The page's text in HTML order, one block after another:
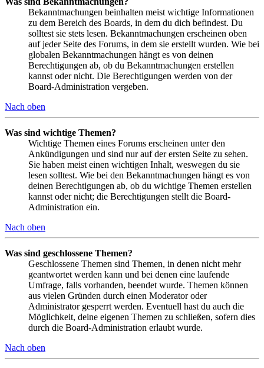
Bekanntmachungen beinhalten meist wichtige Informationen
zu dem Bereich des Boards, in dem du dich befindest. Du
solltest sie stets lesen. Bekanntmachungen erscheinen oben
auf jeder Seite des Forums, in dem sie erstellt wurden. Wie bei
globalen Bekanntmachungen hängt es von deinen
Berechtigungen ab, ob du Bekanntmachungen erstellen
kannst oder nicht. Die Berechtigungen werden von der
Board-Administration vergeben.
Nach oben
Was sind wichtige Themen?
Wichtige Themen eines Forums erscheinen unter den
Ankündigungen und sind nur auf der ersten Seite zu sehen.
Sie haben meist einen wichtigen Inhalt, weswegen du sie
lesen solltest. Wie bei den Bekanntmachungen hängt es von
deinen Berechtigungen ab, ob du wichtige Themen erstellen
kannst oder nicht; die Berechtigungen stellt die Board-
Administration ein.
Nach oben
Was sind geschlossene Themen?
Geschlossene Themen sind Themen, in denen nicht mehr
geantwortet werden kann und bei denen eine laufende
Umfrage, falls vorhanden, beendet wurde. Themen können
aus vielen Gründen durch einen Moderator oder
Administrator gesperrt werden. Eventuell hast du auch die
Möglichkeit, deine eigenen Themen zu schließen, sofern dies
durch die Board-Administration erlaubt wurde.
Nach oben